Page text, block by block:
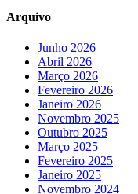
Arquivo
Junho 2026
Abril 2026
Março 2026
Fevereiro 2026
Janeiro 2026
Novembro 2025
Outubro 2025
Março 2025
Fevereiro 2025
Janeiro 2025
Novembro 2024